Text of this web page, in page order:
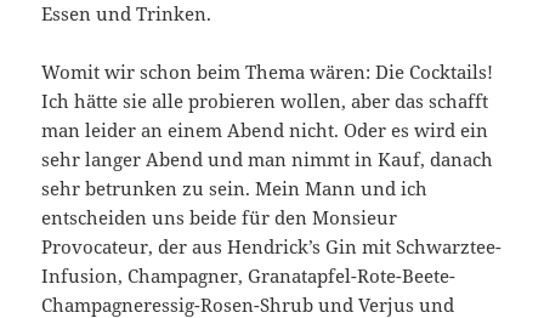
Essen und Trinken.
Womit wir schon beim Thema wären: Die Cocktails!
Ich hätte sie alle probieren wollen, aber das schafft
man leider an einem Abend nicht. Oder es wird ein
sehr langer Abend und man nimmt in Kauf, danach
sehr betrunken zu sein. Mein Mann und ich
entscheiden uns beide für den Monsieur
Provocateur, der aus Hendrick’s Gin mit Schwarztee-
Infusion, Champagner, Granatapfel-Rote-Beete-
Champagneressig-Rosen-Shrub und Verjus und